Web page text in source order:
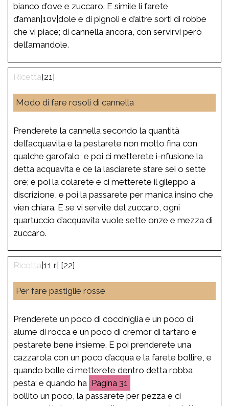
bianco d’ove e zuccaro. E simile li farete
d’aman|10v|dole e di pignoli e d’altre sorti di robbe
che vi piace; di cannella ancora, con servirvi però
dell’amandole.
[21]
Modo di fare rosoli di cannella
Prenderete la cannella secondo la quantità
dell’acquavita e la pestarete non molto fina con
qualche garofalo, e poi ci metterete i-nfusione la
detta acquavita e ce la lasciarete stare sei o sette
ore; e poi la colarete e ci metterete il gileppo a
discrizione, e poi la passarete per manica insino che
vien chiara. E se vi servite del zuccaro, ogni
quartuccio d’acquavita vuole sette onze e mezza di
zuccaro.
|11 r| [22]
Per fare pastiglie rosse
Prenderete un poco di cocciniglia e un poco di
alume di rocca e un poco di cremor di tartaro e
pestarete bene insieme. E poi prenderete una
cazzarola con un poco d’acqua e la farete bollire, e
quando bolle ci metterete dentro detta robba
pesta; e quando ha
31
bollito un poco, la passarete per pezza e ci